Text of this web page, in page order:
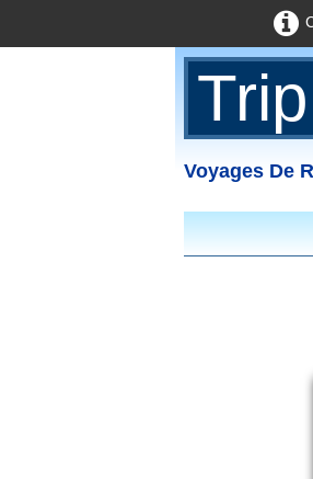
Trip
Voyages De